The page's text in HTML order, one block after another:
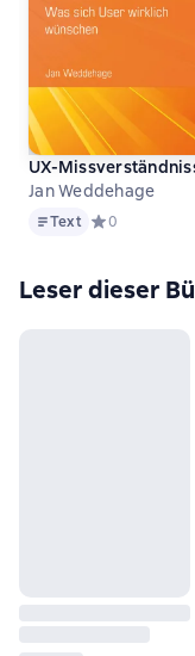
UX-
Jan Weddehage
TextText Средний
0
Leser dieser